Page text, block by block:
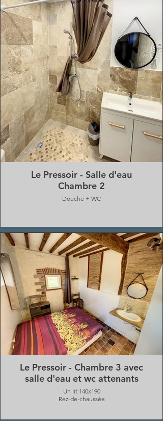
Le Pressoir - Salle d'eau
Chambre 2
Douche + WC
Le Pressoir - Chambre 3 avec
salle d'eau et wc attenants
Un lit 140x190
Rez-de-chaussée